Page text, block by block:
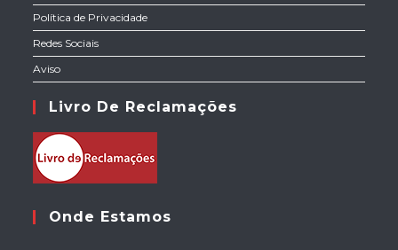
Política de Privacidade
Redes Sociais
Aviso
Livro De Reclamações
Onde Estamos